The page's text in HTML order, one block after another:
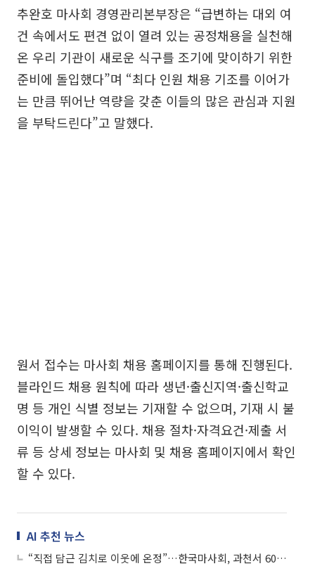
추완호 마사회 경영관리본부장은 “급변하는 대외 여
건 속에서도 편견 없이 열려 있는 공정채용을 실천해
온 우리 기관이 새로운 식구를 조기에 맞이하기 위한
준비에 돌입했다”며 “최다 인원 채용 기조를 이어가
는 만큼 뛰어난 역량을 갖춘 이들의 많은 관심과 지원
을 부탁드린다”고 말했다.
원서 접수는 마사회 채용 홈페이지를 통해 진행된다.
블라인드 채용 원칙에 따라 생년·출신지역·출신학교
명 등 개인 식별 정보는 기재할 수 없으며, 기재 시 불
이익이 발생할 수 있다. 채용 절차·자격요건·제출 서
류 등 상세 정보는 마사회 및 채용 홈페이지에서 확인
할 수 있다.
AI 추천 뉴스
“직접 담근 김치로 이웃에 온정”…한국마사회, 과천서 600가구에 김장 나눔